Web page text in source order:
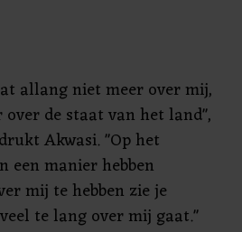
allang niet meer over mij,
over de staat van het land",
Akwasi. "Op het
een manier hebben
mij te hebben zie je
te lang over mij gaat."